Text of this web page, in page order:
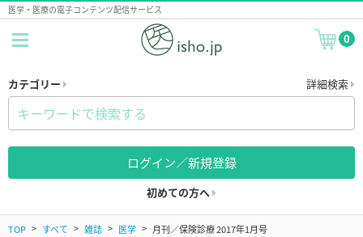
医学・医療の電子コンテンツ配信サービス
0
カテゴリー 詳細検索
ログイン／新規登録
初めての方へ
TOP すべて 雑誌 医学 月刊／保険診療 2017年1月号